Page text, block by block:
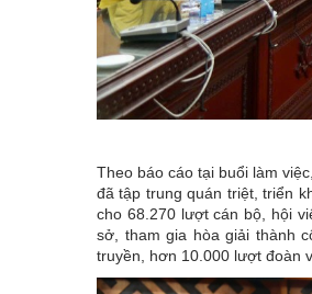
Theo báo cáo tại buổi làm
đã tập trung quán triệt, triển
cho 68.270 lượt cán bộ, hội
sở, tham gia hòa giải thành
truyền, hơn 10.000 lượt đoàn